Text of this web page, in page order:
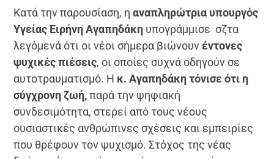
Κατά την παρουσίαση, η αναπληρώτρια υπουργός
Υγείας Ειρήνη Αγαπηδάκη υπογράμμισε σζτα
λεγόμενά ότι οι νέοι σήμερα βιώνουν έντονες
ψυχικές πιέσεις, οι οποίες συχνά οδηγούν σε
αυτοτραυματισμό. Η κ. Αγαπηδάκη τόνισε ότι η
σύγχρονη ζωή,παρά την ψηφιακή
συνδεσιμότητα, στερεί από τους νέους
ουσιαστικές ανθρώπινες σχέσεις και εμπειρίες
που θρέφουν τον ψυχισμό. Στόχος της νέας